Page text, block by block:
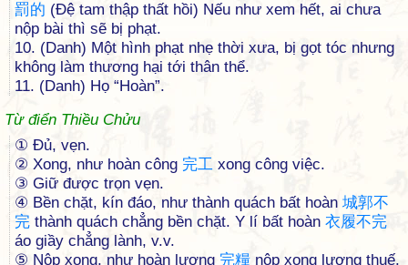
罰的 (Đệ tam thập thất hồi) Nếu như xem hết, ai chưa
nộp bài thì sẽ bị phạt.
10. (Danh) Một hình phạt nhẹ thời xưa, bị gọt tóc nhưng
không làm thương hại tới thân thể.
11. (Danh) Họ “Hoàn”.
Từ điển Thiều Chửu
① Ðủ, vẹn.
② Xong, như hoàn công 完工 xong công việc.
③ Giữ được trọn vẹn.
④ Bền chặt, kín đáo, như thành quách bất hoàn 城郭不
完 thành quách chẳng bền chặt. Y lí bất hoàn 衣履不完
áo giầy chẳng lành, v.v.
⑤ Nộp xong, như hoàn lương 完糧 nộp xong lương thuế.